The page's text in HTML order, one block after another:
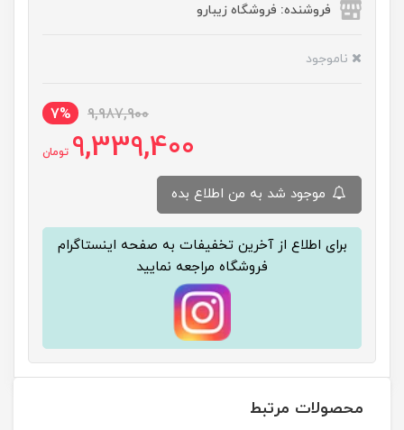
فروشنده: فروشگاه زیبارو
ناموجود
9,987,900
7%
9,339,400 تومان
برای اطلاع از آخرین تخفیفات به صفحه اینستاگرام
فروشگاه مراجعه نمایید
محصولات مرتبط